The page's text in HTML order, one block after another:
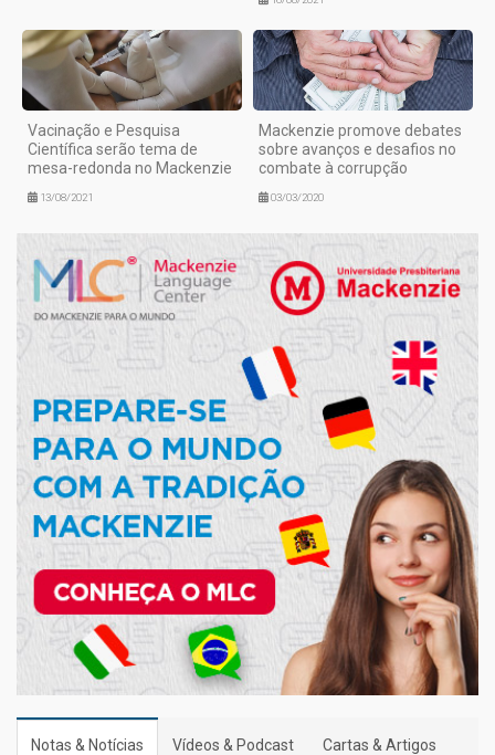
Vacinação e Pesquisa
Científica serão tema de
mesa-redonda no Mackenzie
13/08/2021
Mackenzie promove debates
sobre avanços e desafios no
combate à corrupção
03/03/2020
Notas & Notícias Vídeos & Podcast Cartas & Artigos